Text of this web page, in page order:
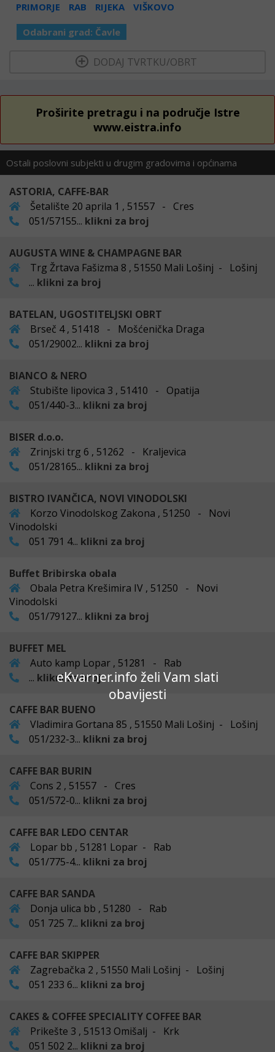
eKvarner.info želi Vam slati
obavijesti
PRIMORJE
RAB RIJEKA VIŠKOVO
Odabrani grad: Čavle
DODAJ TVRTKU/OBRT
Proširite pretragu i na područje Istre
www.eistra.info
Ostali poslovni subjekti u drugim gradovima i općinama
ASTORIA, CAFFE-BAR
Šetalište 20 aprila 1 , 51557 - Cres
051/57155... klikni za broj
AUGUSTA WINE & CHAMPAGNE BAR
Trg Žrtava Fašizma 8 , 51550 Mali Lošinj - Lošinj
... klikni za broj
BATELAN, UGOSTITELJSKI OBRT
Brseč 4 , 51418 - Mošćenička Draga
051/29002... klikni za broj
BIANCO & NERO
Stubište lipovica 3 , 51410 - Opatija
051/440-3... klikni za broj
BISER d.o.o.
Zrinjski trg 6 , 51262 - Kraljevica
051/28165... klikni za broj
BISTRO IVANČICA, NOVI VINODOLSKI
Korzo Vinodolskog Zakona , 51250 - Novi
Vinodolski
051 791 4... klikni za broj
Buffet Bribirska obala
Obala Petra Krešimira IV , 51250 - Novi
Vinodolski
051/79127... klikni za broj
BUFFET MEL
Auto kamp Lopar , 51281 - Rab
... klikni za broj
CAFFE BAR BUENO
Vladimira Gortana 85 , 51550 Mali Lošinj - Lošinj
051/232-3... klikni za broj
CAFFE BAR BURIN
Cons 2 , 51557 - Cres
051/572-0... klikni za broj
CAFFE BAR LEDO CENTAR
Lopar bb , 51281 Lopar - Rab
051/775-4... klikni za broj
CAFFE BAR SANDA
Donja ulica bb , 51280 - Rab
051 725 7... klikni za broj
CAFFE BAR SKIPPER
Zagrebačka 2 , 51550 Mali Lošinj - Lošinj
051 233 6... klikni za broj
CAKES & COFFEE SPECIALITY COFFEE BAR
Prikešte 3 , 51513 Omišalj - Krk
051 502 2... klikni za broj